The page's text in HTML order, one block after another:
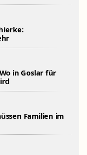
in Goslar für
Familien im